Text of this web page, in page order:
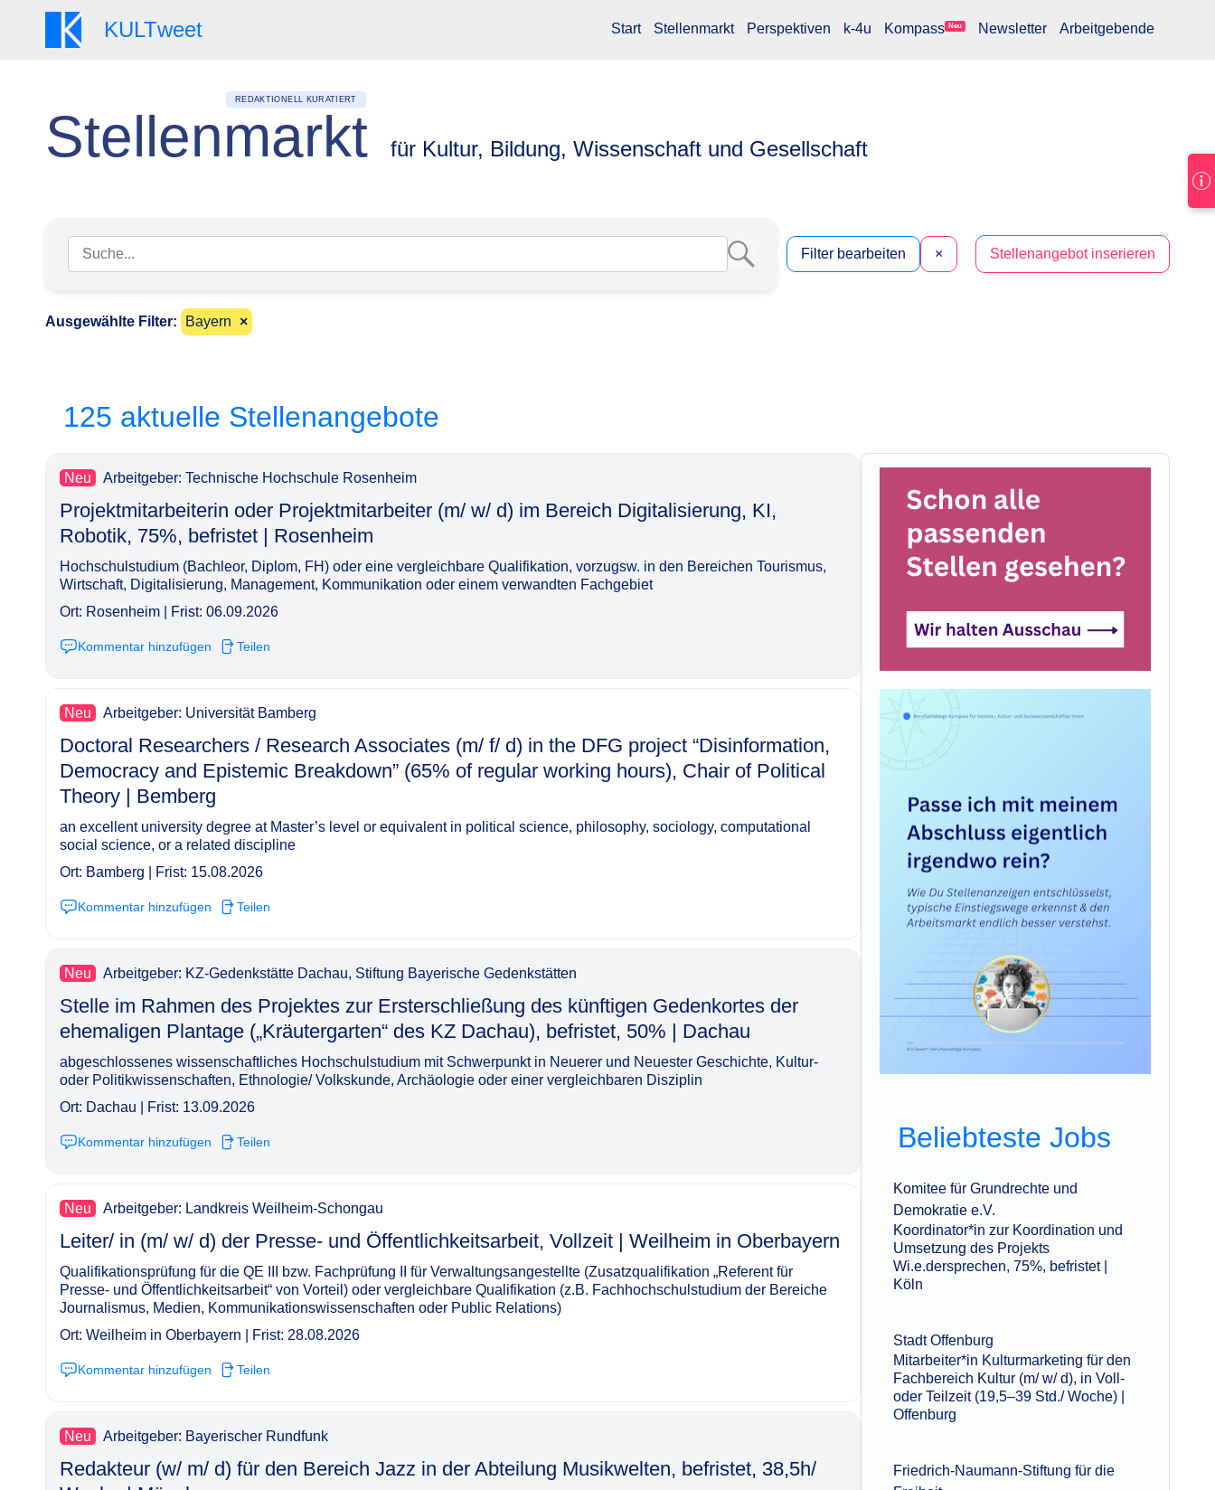
KULTweet Start Stellenmarkt Perspektiven k-4u Kompass Neu Newsletter Arbeitgebende
REDAKTIONELL KURATIERT
Stellenmarkt für Kultur, Bildung, Wissenschaft und Gesellschaft
Suchbegriff eingeben
Filter bearbeiten × Stellenangebot inserieren
Ausgewählte Filter: Bayern ×
125 aktuelle Stellenangebote
Neu Arbeitgeber: Technische Hochschule Rosenheim
Projektmitarbeiterin oder Projektmitarbeiter (m/ w/ d) im Bereich Digitalisierung, KI,
Robotik, 75%, befristet | Rosenheim​‌‌‌‌​‌​‌‌‌‌‌​​​‌​​
Hochschulstudium (Bachleor, Diplom, FH) oder eine vergleichbare Qualifikation, vorzugsw. in den Bereichen Tourismus,
Wirtschaft, Digitalisierung, Management, Kommunikation oder einem verwandten Fachgebiet
Ort: Rosenheim | Frist: 06.09.2026
Kommentar hinzufügen Teilen
Neu Arbeitgeber: Universität Bamberg
Doctoral Researchers / Research Associates (m/ f/ d) in the DFG project “Disinformation,
Democracy and Epistemic Breakdown” (65% of regular working hours), Chair of Political
Theory | Bemberg​‌‌‌‌​‌​‌‌‌‌‌​​​​‌​
an excellent university degree at Master’s level or equivalent in political science, philosophy, sociology, computational
social science, or a related discipline
Ort: Bamberg | Frist: 15.08.2026
Kommentar hinzufügen Teilen
Neu Arbeitgeber: KZ-Gedenkstätte Dachau, Stiftung Bayerische Gedenkstätten
Stelle im Rahmen des Projektes zur Ersterschließung des künftigen Gedenkortes der
ehemaligen Plantage („Kräutergarten“ des KZ Dachau), befristet, 50% | Dachau​‌‌‌‌​‌​‌‌‌‌‌​​​​​‌
abgeschlossenes wissenschaftliches Hochschulstudium mit Schwerpunkt in Neuerer und Neuester Geschichte, Kultur-
oder Politikwissenschaften, Ethnologie/ Volkskunde, Archäologie oder einer vergleichbaren Disziplin
Ort: Dachau | Frist: 13.09.2026
Kommentar hinzufügen Teilen
Neu Arbeitgeber: Landkreis Weilheim-Schongau
Leiter/ in (m/ w/ d) der Presse- und Öffentlichkeitsarbeit, Vollzeit | Weilheim in Oberbayern​‌‌‌‌​‌​‌‌‌‌​‌‌‌​‌‌
Qualifikationsprüfung für die QE III bzw. Fachprüfung II für Verwaltungsangestellte (Zusatzqualifikation „Referent für
Presse- und Öffentlichkeitsarbeit“ von Vorteil) oder vergleichbare Qualifikation (z.B. Fachhochschulstudium der Bereiche
Journalismus, Medien, Kommunikationswissenschaften oder Public Relations)
Ort: Weilheim in Oberbayern | Frist: 28.08.2026
Kommentar hinzufügen Teilen
Neu Arbeitgeber: Bayerischer Rundfunk
Redakteur (w/ m/ d) für den Bereich Jazz in der Abteilung Musikwelten, befristet, 38,5h/
Beliebteste Jobs
Komitee für Grundrechte und
Demokratie e.V.
Koordinator*in zur Koordination und
Umsetzung des Projekts
Wi.e.dersprechen, 75%, befristet |
Köln
Stadt Offenburg
Mitarbeiter*in Kulturmarketing für den
Fachbereich Kultur (m/ w/ d), in Voll-
oder Teilzeit (19,5–39 Std./ Woche) |
Offenburg
Friedrich-Naumann-Stiftung für die